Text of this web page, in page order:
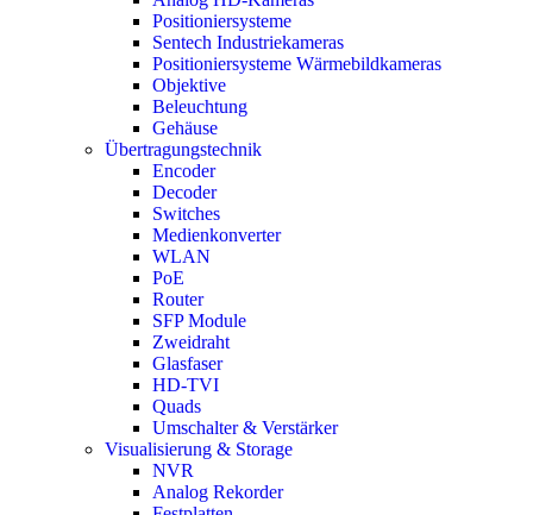
Positioniersysteme
Sentech Industriekameras
Positioniersysteme Wärmebildkameras
Objektive
Beleuchtung
Gehäuse
Übertragungstechnik
Encoder
Decoder
Switches
Medienkonverter
WLAN
PoE
Router
SFP Module
Zweidraht
Glasfaser
HD-TVI
Quads
Umschalter & Verstärker
Visualisierung & Storage
NVR
Analog Rekorder